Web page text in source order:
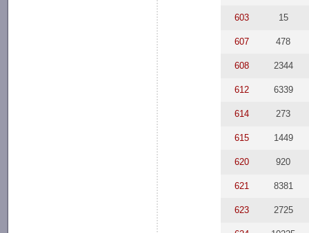
603 15
607 478
608 2344
612 6339
614 273
615 1449
620 920
621 8381
623 2725